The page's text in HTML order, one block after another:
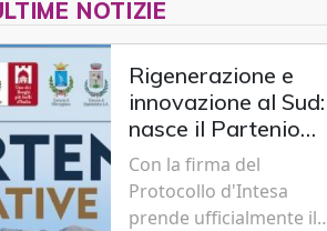
NOTIZIE
Rigenerazione e
innovazione al Sud:
nasce il Partenio
Creative Hub per il
rilancio del
territorio
Con la firma del
Protocollo d'Intesa
prende ufficialmente il